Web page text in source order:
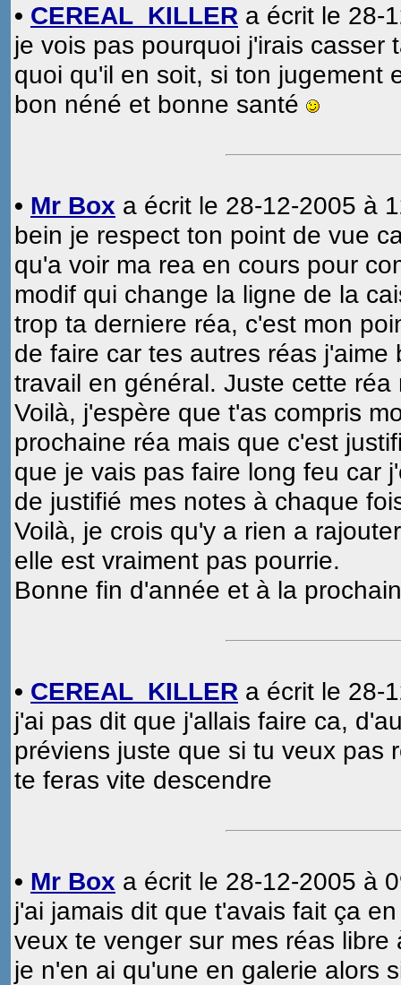
• CEREAL_KILLER a écrit le 28-
je vois pas pourquoi j'irais
quoi qu'il en soit, si ton jugement
bon néné et bonne santé
• Mr Box a écrit le 28-12-2005 à
bein je respect ton point de vue
qu'a voir ma rea en cours pour
modif qui change la ligne de la
trop ta derniere réa, c'est mon
de faire car tes autres réas
travail en général. Juste cette
Voilà, j'espère que t'as compris
prochaine réa mais que c'est
que je vais pas faire long feu car
de justifié mes notes à chaque
Voilà, je crois qu'y a rien a
elle est vraiment pas pourrie.
Bonne fin d'année et à la
• CEREAL_KILLER a écrit le 28-
j'ai pas dit que j'allais faire ca,
préviens juste que si tu veux pas
te feras vite descendre
• Mr Box a écrit le 28-12-2005 à
j'ai jamais dit que t'avais fait ça
veux te venger sur mes réas
je n'en ai qu'une en galerie alors